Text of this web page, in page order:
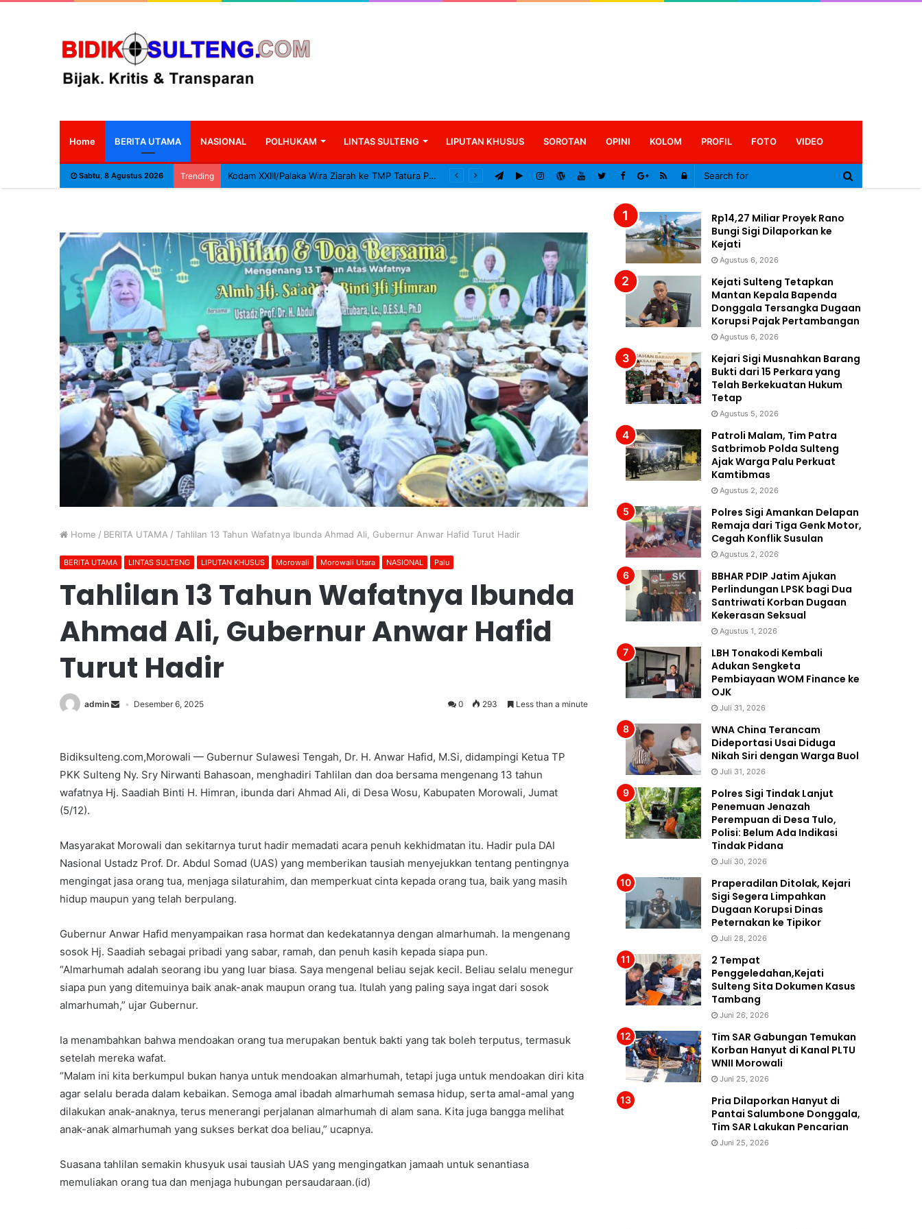
Home BERITA UTAMA NASIONAL POLHUKAM LINTAS SULTENG LIPUTAN KHUSUS SOROTAN OPINI KOLOM PROFIL FOTO VIDEO
Sabtu, 8 Agustus 2026 Trending Kodam XXIII/Palaka Wira Ziarah ke TMP Tatura Peringati HUT ke-1 Log
Home / BERITA UTAMA / Tahlilan 13 Tahun Wafatnya Ibunda Ahmad Ali, Gubernur Anwar Hafid Turut Hadir
BERITA UTAMA LINTAS SULTENG LIPUTAN KHUSUS Morowali Morowali Utara NASIONAL Palu
Tahlilan 13 Tahun Wafatnya Ibunda
Ahmad Ali, Gubernur Anwar Hafid
Turut Hadir
admin Desember 6, 2025 0 293 Less than a minute
Bidiksulteng.com,Morowali — Gubernur Sulawesi Tengah, Dr. H. Anwar Hafid, M.Si, didampingi Ketua TP
PKK Sulteng Ny. Sry Nirwanti Bahasoan, menghadiri Tahlilan dan doa bersama mengenang 13 tahun
wafatnya Hj. Saadiah Binti H. Himran, ibunda dari Ahmad Ali, di Desa Wosu, Kabupaten Morowali, Jumat
(5/12).
Masyarakat Morowali dan sekitarnya turut hadir memadati acara penuh kekhidmatan itu. Hadir pula DAI
Nasional Ustadz Prof. Dr. Abdul Somad (UAS) yang memberikan tausiah menyejukkan tentang pentingnya
mengingat jasa orang tua, menjaga silaturahim, dan memperkuat cinta kepada orang tua, baik yang masih
hidup maupun yang telah berpulang.
Gubernur Anwar Hafid menyampaikan rasa hormat dan kedekatannya dengan almarhumah. Ia mengenang
sosok Hj. Saadiah sebagai pribadi yang sabar, ramah, dan penuh kasih kepada siapa pun.
“Almarhumah adalah seorang ibu yang luar biasa. Saya mengenal beliau sejak kecil. Beliau selalu menegur
siapa pun yang ditemuinya baik anak-anak maupun orang tua. Itulah yang paling saya ingat dari sosok
almarhumah,” ujar Gubernur.
Ia menambahkan bahwa mendoakan orang tua merupakan bentuk bakti yang tak boleh terputus, termasuk
setelah mereka wafat.
“Malam ini kita berkumpul bukan hanya untuk mendoakan almarhumah, tetapi juga untuk mendoakan diri kita
agar selalu berada dalam kebaikan. Semoga amal ibadah almarhumah semasa hidup, serta amal-amal yang
dilakukan anak-anaknya, terus menerangi perjalanan almarhumah di alam sana. Kita juga bangga melihat
anak-anak almarhumah yang sukses berkat doa beliau,” ucapnya.
Suasana tahlilan semakin khusyuk usai tausiah UAS yang mengingatkan jamaah untuk senantiasa
memuliakan orang tua dan menjaga hubungan persaudaraan.(id)
Rp14,27 Miliar Proyek Rano
Bungi Sigi Dilaporkan ke
Kejati
Agustus 6, 2026
Kejati Sulteng Tetapkan
Mantan Kepala Bapenda
Donggala Tersangka Dugaan
Korupsi Pajak Pertambangan
Agustus 6, 2026
Kejari Sigi Musnahkan Barang
Bukti dari 15 Perkara yang
Telah Berkekuatan Hukum
Tetap
Agustus 5, 2026
Patroli Malam, Tim Patra
Satbrimob Polda Sulteng
Ajak Warga Palu Perkuat
Kamtibmas
Agustus 2, 2026
Polres Sigi Amankan Delapan
Remaja dari Tiga Genk Motor,
Cegah Konflik Susulan
Agustus 2, 2026
BBHAR PDIP Jatim Ajukan
Perlindungan LPSK bagi Dua
Santriwati Korban Dugaan
Kekerasan Seksual
Agustus 1, 2026
LBH Tonakodi Kembali
Adukan Sengketa
Pembiayaan WOM Finance ke
OJK
Juli 31, 2026
WNA China Terancam
Dideportasi Usai Diduga
Nikah Siri dengan Warga Buol
Juli 31, 2026
Polres Sigi Tindak Lanjut
Penemuan Jenazah
Perempuan di Desa Tulo,
Polisi: Belum Ada Indikasi
Tindak Pidana
Juli 30, 2026
Praperadilan Ditolak, Kejari
Sigi Segera Limpahkan
Dugaan Korupsi Dinas
Peternakan ke Tipikor
Juli 28, 2026
2 Tempat
Penggeledahan,Kejati
Sulteng Sita Dokumen Kasus
Tambang
Juni 26, 2026
Tim SAR Gabungan Temukan
Korban Hanyut di Kanal PLTU
WNII Morowali
Juni 25, 2026
Pria Dilaporkan Hanyut di
Pantai Salumbone Donggala,
Tim SAR Lakukan Pencarian
Juni 25, 2026